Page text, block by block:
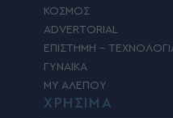
ΚΟΣΜΟΣ
ADVERTORIAL
ΕΠΙΣΤΗΜΗ –
ΓΥΝΑΙΚΑ
MY ΑΛΕΠΟΥ
ΧΡΗΣΙΜΑ